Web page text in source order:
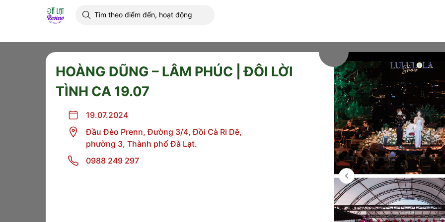
HOÀNG DŨNG – LÂM PHÚC | ĐÔI LỜI
TÌNH CA 19.07
19.07.2024
Đầu Đèo Prenn, Đường 3/4, Đồi Cà Ri Dê,
phường 3, Thành phố Đà Lạt.
0988 249 297